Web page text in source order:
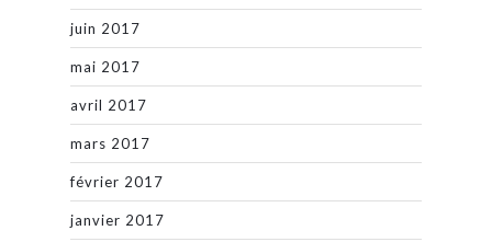
juin 2017
mai 2017
avril 2017
mars 2017
février 2017
janvier 2017